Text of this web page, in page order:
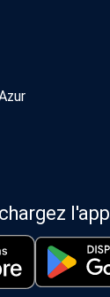
l'app